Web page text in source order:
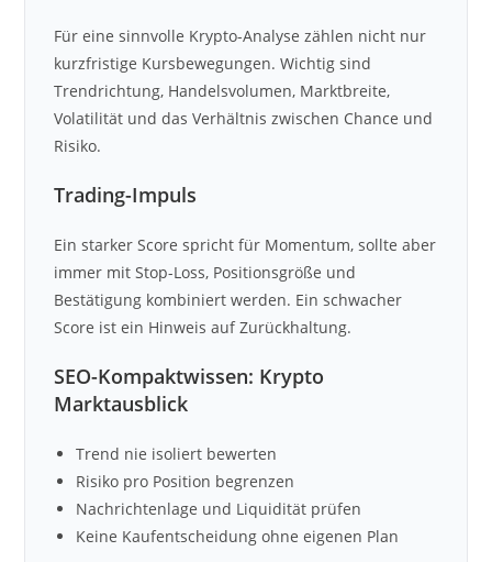
Für eine sinnvolle Krypto-Analyse zählen nicht nur
kurzfristige Kursbewegungen. Wichtig sind
Trendrichtung, Handelsvolumen, Marktbreite,
Volatilität und das Verhältnis zwischen Chance und
Risiko.
Trading-Impuls
Ein starker Score spricht für Momentum, sollte aber
immer mit Stop-Loss, Positionsgröße und
Bestätigung kombiniert werden. Ein schwacher
Score ist ein Hinweis auf Zurückhaltung.
SEO-Kompaktwissen: Krypto
Marktausblick
Trend nie isoliert bewerten
Risiko pro Position begrenzen
Nachrichtenlage und Liquidität prüfen
Keine Kaufentscheidung ohne eigenen Plan